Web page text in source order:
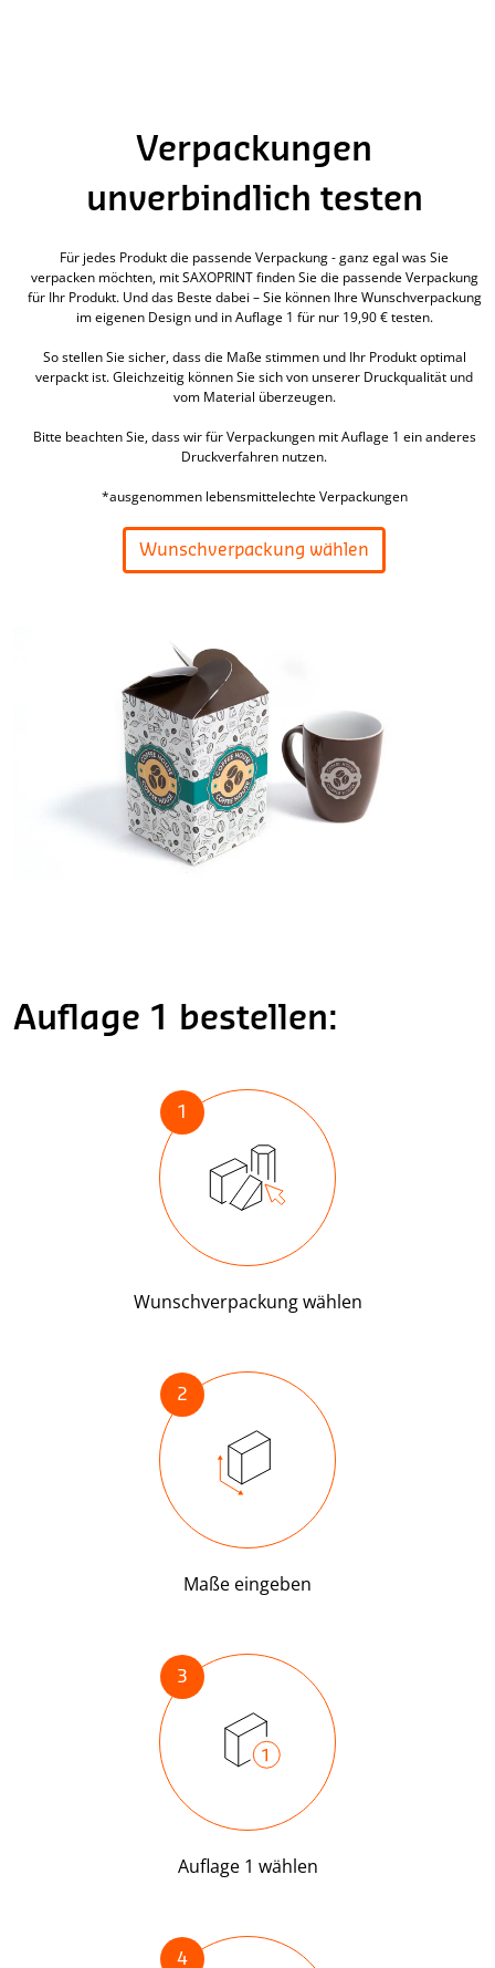
Verpackungen
unverbindlich testen
Für jedes Produkt die passende Verpackung - ganz egal was Sie
verpacken möchten, mit SAXOPRINT finden Sie die passende Verpackung
für Ihr Produkt. Und das Beste dabei – Sie können Ihre Wunschverpackung
im eigenen Design und in Auflage 1 für nur 19,90 € testen.
So stellen Sie sicher, dass die Maße stimmen und Ihr Produkt optimal
verpackt ist. Gleichzeitig können Sie sich von unserer Druckqualität und
vom Material überzeugen.
Bitte beachten Sie, dass wir für Verpackungen mit Auflage 1 ein anderes
Druckverfahren nutzen.
*ausgenommen lebensmittelechte Verpackungen
Wunschverpackung wählen
Auflage 1 bestellen:
1
Wunschverpackung wählen
2
Maße eingeben
3
Auflage 1 wählen
4